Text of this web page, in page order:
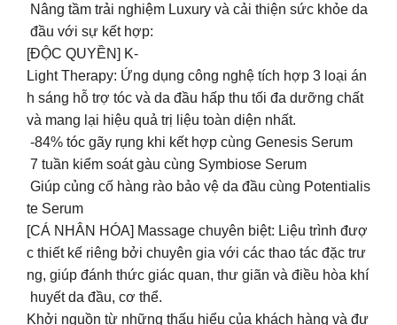
Nâng tầm trải nghiệm Luxury và cải thiện sức khỏe da
đầu với sự kết hợp:
[ĐỘC QUYỀN] K-
Light Therapy: Ứng dụng công nghệ tích hợp 3 loại án
h sáng hỗ trợ tóc và da đầu hấp thu tối đa dưỡng chất
và mang lại hiệu quả trị liệu toàn diện nhất.
-84% tóc gãy rụng khi kết hợp cùng Genesis Serum
7 tuần kiểm soát gàu cùng Symbiose Serum
Giúp củng cố hàng rào bảo vệ da đầu cùng Potentialis
te Serum
[CÁ NHÂN HÓA] Massage chuyên biệt: Liệu trình đượ
c thiết kế riêng bởi chuyên gia với các thao tác đặc trư
ng, giúp đánh thức giác quan, thư giãn và điều hòa khí
huyết da đầu, cơ thể.
Khởi nguồn từ những thấu hiểu của khách hàng và đư